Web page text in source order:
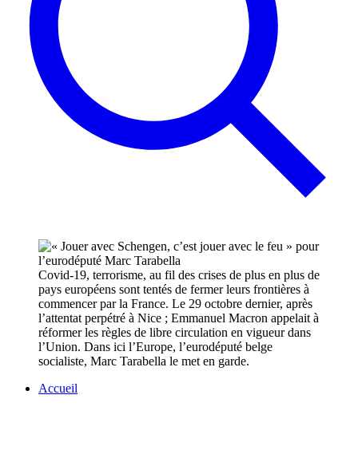
Covid-19, terrorisme, au fil des crises de plus en plus de
pays européens sont tentés de fermer leurs frontières à
commencer par la France. Le 29 octobre dernier, après
l’attentat perpétré à Nice ; Emmanuel Macron appelait à
réformer les règles de libre circulation en vigueur dans
l’Union. Dans ici l’Europe, l’eurodéputé belge
socialiste, Marc Tarabella le met en garde.
Accueil